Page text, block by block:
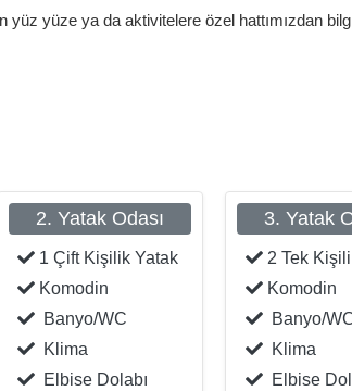
yüze ya da aktivitelere özel hattımızdan
2. Yatak Odası
1 Çift Kişilik Yatak
Komodin
Banyo/WC
Klima
Elbise Dolabı
3. Yatak
2 Tek
Komodin
Banyo/
Klima
Elbise